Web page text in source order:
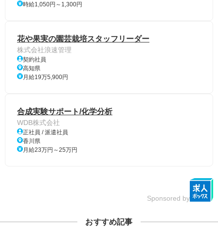
時給1,050円～1,300円
花や果実の園芸栽培スタッフリーダー
株式会社浪速管理
契約社員
高知県
月給19万5,900円
合成実験サポート/化学分析
WDB株式会社
正社員 / 派遣社員
香川県
月給23万円～25万円
Sponsored by
おすすめ記事